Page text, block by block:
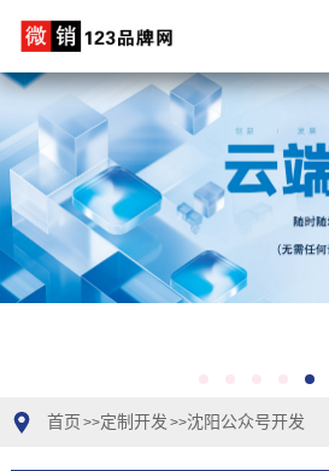
首页 >>定制开发 >>沈阳公众号开发